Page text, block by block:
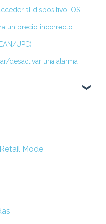
al dispositivo iOS.
un precio incorrecto
UPC)
desactivar una alarma
Mode